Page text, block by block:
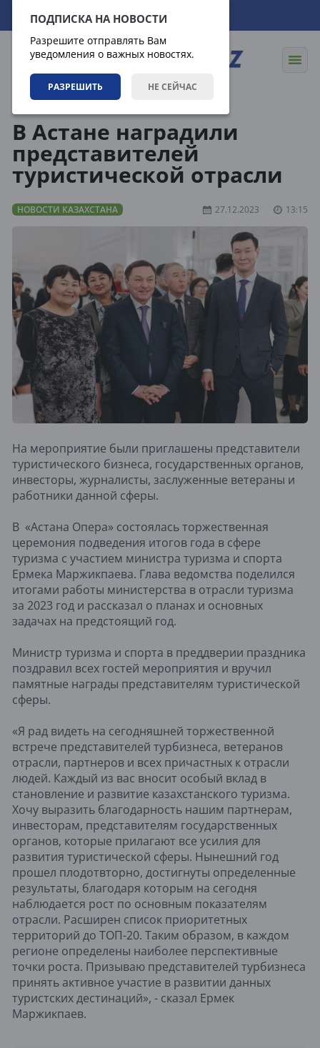
ПОДПИСКА НА НОВОСТИ
Разрешите отправлять Вам
уведомления о важных новостях.
РАЗРЕШИТЬ НЕ СЕЙЧАС
09.08.2026 06:28:54
В Астане наградили
представителей
туристической отрасли
НОВОСТИ КАЗАХСТАНА 27.12.2023 13:15
На мероприятие были приглашены представители
туристического бизнеса, государственных органов,
инвесторы, журналисты, заслуженные ветераны и
работники данной сферы.
В «Астана Опера» состоялась торжественная
церемония подведения итогов года в сфере
туризма с участием министра туризма и спорта
Ермека Маржикпаева. Глава ведомства поделился
итогами работы министерства в отрасли туризма
за 2023 год и рассказал о планах и основных
задачах на предстоящий год.
Министр туризма и спорта в преддверии праздника
поздравил всех гостей мероприятия и вручил
памятные награды представителям туристической
сферы.
«Я рад видеть на сегодняшней торжественной
встрече представителей турбизнеса, ветеранов
отрасли, партнеров и всех причастных к отрасли
людей. Каждый из вас вносит особый вклад в
становление и развитие казахстанского туризма.
Хочу выразить благодарность нашим партнерам,
инвесторам, представителям государственных
органов, которые прилагают все усилия для
развития туристической сферы. Нынешний год
прошел плодотвторно, достигнуты определенные
результаты, благодаря которым на сегодня
наблюдается рост по основным показателям
отрасли. Расширен список приоритетных
территорий до ТОП-20. Таким образом, в каждом
регионе определены наиболее перспективные
точки роста. Призываю представителей турбизнеса
принять активное участие в развитии данных
туристских дестинаций», - сказал Ермек
Маржикпаев.